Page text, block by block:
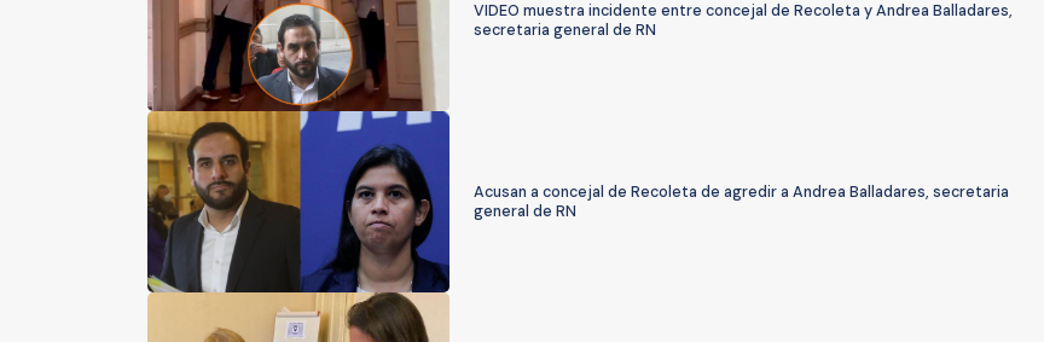
VIDEO muestra incidente entre concejal de Recoleta y Andrea Balladares,
secretaria general de RN
Acusan a concejal de Recoleta de agredir a Andrea Balladares, secretaria
general de RN